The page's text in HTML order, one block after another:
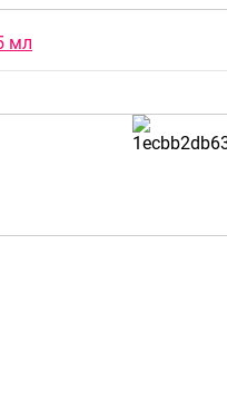
мл